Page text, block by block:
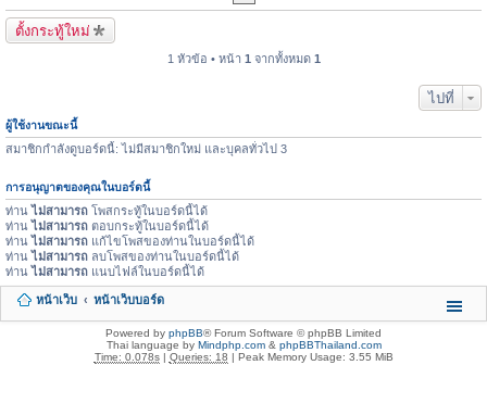
ตั้งกระทู้ใหม่
1 หัวข้อ • หน้า 1 จากทั้งหมด 1
ไปที่
ผู้ใช้งานขณะนี้
สมาชิกกำลังดูบอร์ดนี้: ไม่มีสมาชิกใหม่ และบุคลทั่วไป 3
การอนุญาตของคุณในบอร์ดนี้
ท่านไม่สามารถ โพสกระทู้ในบอร์ดนี้ได้
ท่านไม่สามารถ ตอบกระทู้ในบอร์ดนี้ได้
ท่านไม่สามารถ แก้ไขโพสของท่านในบอร์ดนี้ได้
ท่านไม่สามารถ ลบโพสของท่านในบอร์ดนี้ได้
ท่านไม่สามารถ แนบไฟล์ในบอร์ดนี้ได้
หน้าเว็บ หน้าเว็บบอร์ด
Powered by phpBB® Forum Software © phpBB Limited
Thai language by Mindphp.com& phpBBThailand.com
Time: 0.078s| Queries: 18 | Peak Memory Usage: 3.55 MiB